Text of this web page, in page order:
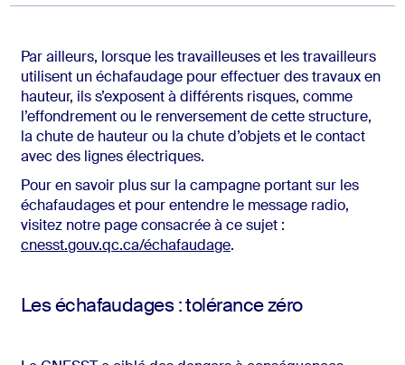
PARTAGE
Par ailleurs, lorsque les travailleuses et les travailleurs
utilisent un échafaudage pour effectuer des travaux en
hauteur, ils s’exposent à différents risques, comme
l’effondrement ou le renversement de cette structure,
la chute de hauteur ou la chute d’objets et le contact
avec des lignes électriques.
Pour en savoir plus sur la campagne portant sur les
échafaudages et pour entendre le message radio,
visitez notre page consacrée à ce sujet :
cnesst.gouv.qc.ca/échafaudage.
Les échafaudages : tolérance zéro